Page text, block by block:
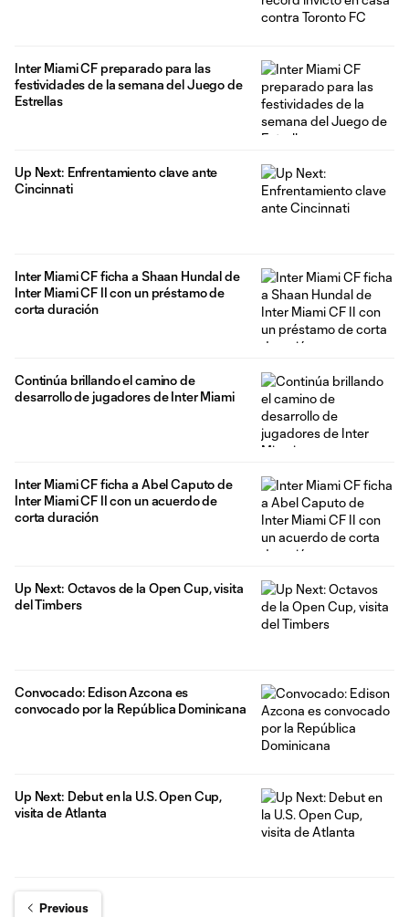
Inter Miami CF preparado para las
festividades de la semana del Juego de
Estrellas
Up Next: Enfrentamiento clave ante
Cincinnati
Inter Miami CF ficha a Shaan Hundal de
Inter Miami CF II con un préstamo de
corta duración
Continúa brillando el camino de
desarrollo de jugadores de Inter Miami
Inter Miami CF ficha a Abel Caputo de
Inter Miami CF II con un acuerdo de
corta duración
Up Next: Octavos de la Open Cup, visita
del Timbers
Convocado: Edison Azcona es
convocado por la República Dominicana
Up Next: Debut en la U.S. Open Cup,
visita de Atlanta
Previous